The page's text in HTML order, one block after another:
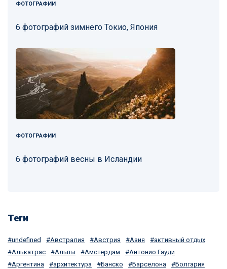
ФОТОГРАФИИ
6 фотографий зимнего Токио, Япония
ФОТОГРАФИИ
6 фотографий весны в Исландии
Теги
undefined Австралия Австрия Азия
активный отдых
Алькатрас
Альпы Амстердам
Антонио Гауди
Аргентина
архитектура Банско Барселона
Болгария